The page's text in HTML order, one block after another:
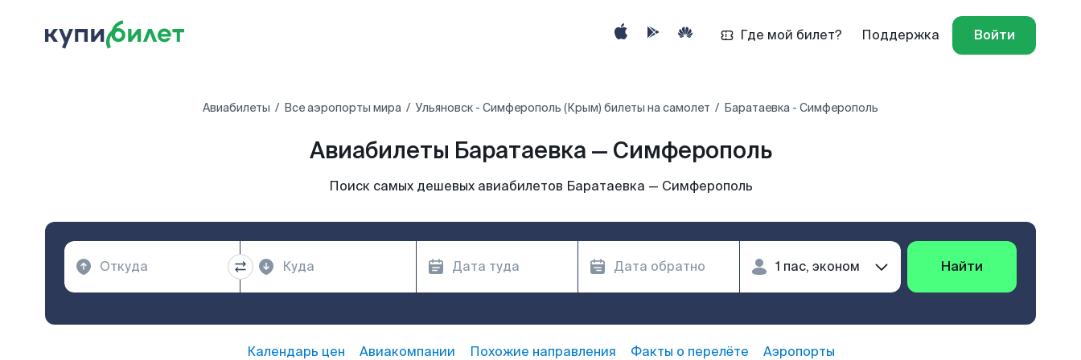
Где мой билет? Поддержка Войти
Авиабилеты Все аэропорты мира Ульяновск - Симферополь (Крым) билеты на самолет Баратаевка - Симферополь
Авиабилеты Баратаевка — Симферополь
Поиск самых дешевых авиабилетов Баратаевка — Симферополь
Найти
Календарь цен Авиакомпании Похожие направления Факты о перелёте Аэропорты